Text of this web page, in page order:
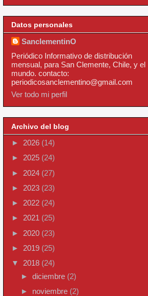
Datos personales
SanclementinO
Periódico Informativo de distribución
mensual, para San Clemente, Chile, y el
mundo. contacto:
periodicosanclementino@gmail.com
Ver todo mi perfil
Archivo del blog
► 2026 (14)
► 2025 (24)
► 2024 (27)
► 2023 (23)
► 2022 (24)
► 2021 (25)
► 2020 (23)
► 2019 (25)
▼ 2018 (24)
► diciembre (2)
► noviembre (2)